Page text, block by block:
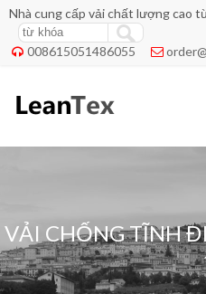
Nhà cung cấp vải chất lượng cao
 008615051486055 
VẢI CHỐNG TĨNH